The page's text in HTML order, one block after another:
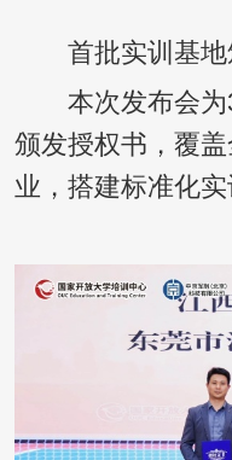
首批实训基地
本次发布会为
颁发授权书，覆
业，搭建标准化